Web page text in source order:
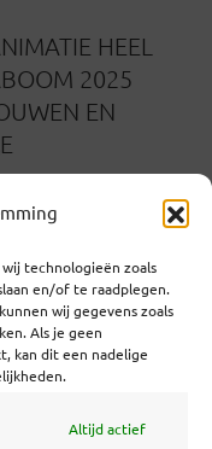
technologieën zoals
en/of te raadplegen.
wij gegevens zoals
Als je geen
kan dit een nadelige
Altijd actief
HEEL
2025
EN
| Salzburg 29 |